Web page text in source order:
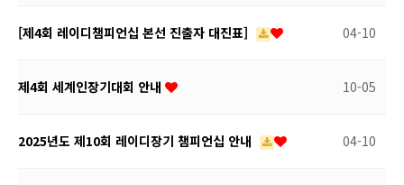
​ [제4회 레이디챔피언십 본선 진출자 대진표] 04-10
제4회 세계인장기대회 안내 10-05
2025년도 제10회 레이디장기 챔피언십 안내 04-10